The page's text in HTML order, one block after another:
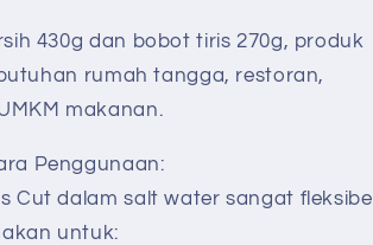
430g dan bobot tiris 270g, produk
rumah tangga, restoran,
makanan.
Penggunaan:
Cut dalam salt water sangat fleksibel
untuk: